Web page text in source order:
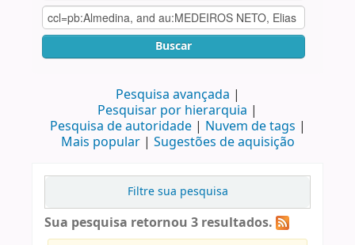
Buscar
Pesquisa avançada
Pesquisar por hierarquia
Pesquisa de autoridade
Nuvem de tags
Mais popular
Sugestões de aquisição
Filtre sua pesquisa
Sua pesquisa retornou 3 resultados.